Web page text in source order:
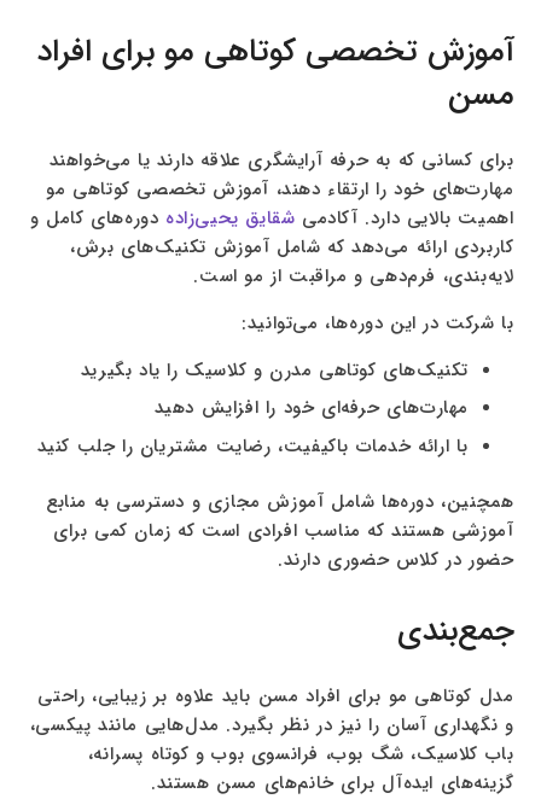
آموزش تخصصی کوتاهی مو برای افراد
مسن
برای کسانی که به حرفه آرایشگری علاقه دارند یا می‌خواهند
مهارت‌های خود را ارتقاء دهند، آموزش تخصصی کوتاهی مو
اهمیت بالایی دارد. آکادمی شقایق یحیی‌زاده دوره‌های کامل و
کاربردی ارائه می‌دهد که شامل آموزش تکنیک‌های برش،
لایه‌بندی، فرم‌دهی و مراقبت از مو است.
با شرکت در این دوره‌ها، می‌توانید:
تکنیک‌های کوتاهی مدرن و کلاسیک را یاد بگیرید
مهارت‌های حرفه‌ای خود را افزایش دهید
با ارائه خدمات باکیفیت، رضایت مشتریان را جلب کنید
همچنین، دوره‌ها شامل آموزش مجازی و دسترسی به منابع
آموزشی هستند که مناسب افرادی است که زمان کمی برای
حضور در کلاس حضوری دارند.
جمع‌بندی
مدل کوتاهی مو برای افراد مسن باید علاوه بر زیبایی، راحتی
و نگهداری آسان را نیز در نظر بگیرد. مدل‌هایی مانند پیکسی،
باب کلاسیک، شگ بوب، فرانسوی بوب و کوتاه پسرانه،
گزینه‌های ایده‌آل برای خانم‌های مسن هستند.